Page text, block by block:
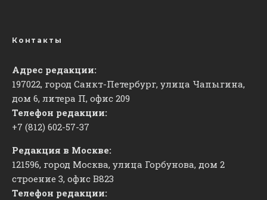
Контакты
Адрес редакции:
197022, город Санкт-Петербург, улица Чапыгина,
дом 6, литера П, офис 209
Телефон редакции:
+7 (812) 602-57-37
Редакция в Москве:
121596, город Москва, улица Горбунова, дом 2
строение 3, офис ​В823
Телефон редакции: